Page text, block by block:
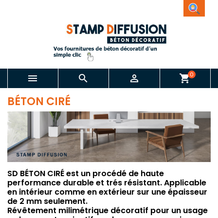
   shopping_cart0
BÉTON CIRÉ
SD BÉTON CIRÉ est un procédé de haute
performance durable et trés résistant. Applicable
en intérieur comme en extérieur sur une épaisseur
de 2 mm seulement.
Révêtement milimétrique décoratif pour un usage